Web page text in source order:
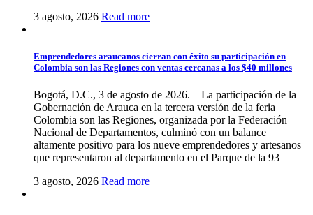
3 agosto, 2026 Read more
Emprendedores araucanos cierran con éxito su participación en
Colombia son las Regiones con ventas cercanas a los $40 millones
Bogotá, D.C., 3 de agosto de 2026. – La participación de la
Gobernación de Arauca en la tercera versión de la feria
Colombia son las Regiones, organizada por la Federación
Nacional de Departamentos, culminó con un balance
altamente positivo para los nueve emprendedores y artesanos
que representaron al departamento en el Parque de la 93
3 agosto, 2026 Read more